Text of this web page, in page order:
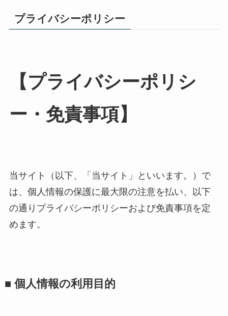
プライバシーポリシー
【プライバシーポリシ
ー・免責事項】
当サイト（以下、「当サイト」といいます。）で
は、個人情報の保護に最大限の注意を払い、以下
の通りプライバシーポリシーおよび免責事項を定
めます。
■ 個人情報の利用目的